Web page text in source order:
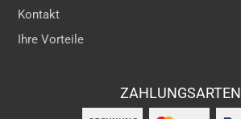
Kontakt
Ihre Vorteile
ZAHLUNGSARTEN